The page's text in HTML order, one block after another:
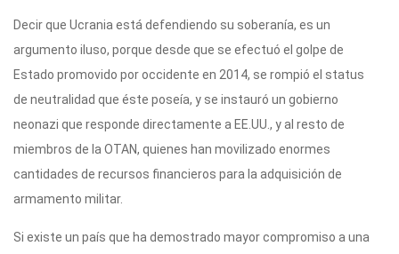
Decir que Ucrania está defendiendo su soberanía, es un
argumento iluso, porque desde que se efectuó el golpe de
Estado promovido por occidente en 2014, se rompió el status
de neutralidad que éste poseía, y se instauró un gobierno
neonazi que responde directamente a EE.UU., y al resto de
miembros de la OTAN, quienes han movilizado enormes
cantidades de recursos financieros para la adquisición de
armamento militar.
Si existe un país que ha demostrado mayor compromiso a una